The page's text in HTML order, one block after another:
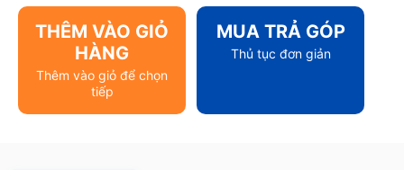
THÊM VÀO GIỎ
HÀNG
Thêm vào giỏ để chọn
tiếp
MUA TRẢ GÓP
Thủ tục đơn giản